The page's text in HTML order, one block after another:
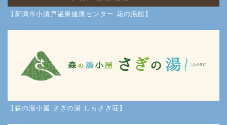
【新潟市小須戸温泉健康センター 花の湯館】
【森の湯小屋 さぎの湯 しらさぎ荘】